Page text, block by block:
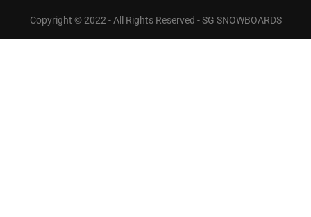
Copyright © 2022 - All Rights Reserved - SG SNOWBOARDS